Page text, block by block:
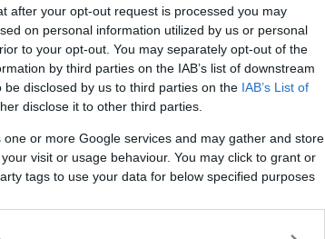
after your opt-out request is processed you may
on personal information utilized by us or personal
to your opt-out. You may separately opt-out of the
by third parties on the IAB’s list of downstream
disclosed by us to third parties on the IAB’s List of
disclose it to other third parties.
or more Google services and may gather and store
visit or usage behaviour. You may click to grant or
tags to use your data for below specified purposes
avlånga land!
sitter redan på armen!
Svar: 87 Forum: Diskussion